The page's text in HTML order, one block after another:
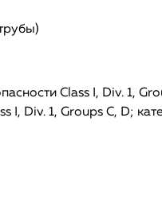
Class I, Div. 1,
Div. 1, Groups C, D;